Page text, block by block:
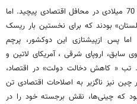
زمزمه‌های خصوصی سازی از اواخر دهه 70 میلادی در محافل اقتصادی پیچید. اما
بودند که برای نخستین بار ریسک
اما پس ازپیشتازی این دوکشور، پرچم
اروپای شرقی ، آمریکای لاتین و
« کاهش دخالت دولت» در اقتصاد،
نیز ناگزیر به اصلاحات اقتصادی تن
زمان کافی بود که چینی‌ها، نقش برجسته خود را در